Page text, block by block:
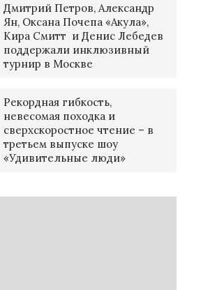
Дмитрий Петров, Александр
Ян, Оксана Почепа «Акула»,
Кира Смитт и Денис Лебедев
поддержали инклюзивный
турнир в Москве
Рекордная гибкость,
невесомая походка и
сверхскоростное чтение – в
третьем выпуске шоу
«Удивительные люди»